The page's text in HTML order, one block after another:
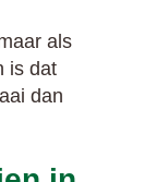
als
is dat
dan